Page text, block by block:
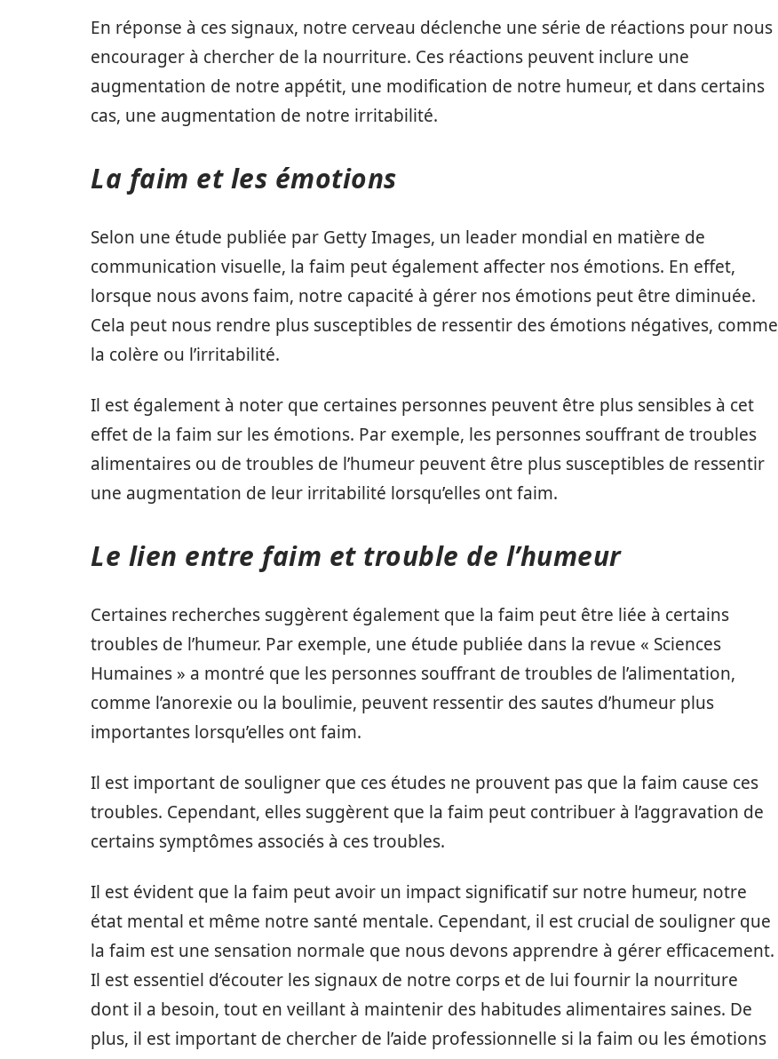
En réponse à ces signaux, notre cerveau déclenche une série de réactions pour nous
encourager à chercher de la nourriture. Ces réactions peuvent inclure une
augmentation de notre appétit, une modification de notre humeur, et dans certains
cas, une augmentation de notre irritabilité.
La faim et les émotions
Selon une étude publiée par Getty Images, un leader mondial en matière de
communication visuelle, la faim peut également affecter nos émotions. En effet,
lorsque nous avons faim, notre capacité à gérer nos émotions peut être diminuée.
Cela peut nous rendre plus susceptibles de ressentir des émotions négatives, comme
la colère ou l’irritabilité.
Il est également à noter que certaines personnes peuvent être plus sensibles à cet
effet de la faim sur les émotions. Par exemple, les personnes souffrant de troubles
alimentaires ou de troubles de l’humeur peuvent être plus susceptibles de ressentir
une augmentation de leur irritabilité lorsqu’elles ont faim.
Le lien entre faim et trouble de l’humeur
Certaines recherches suggèrent également que la faim peut être liée à certains
troubles de l’humeur. Par exemple, une étude publiée dans la revue « Sciences
Humaines » a montré que les personnes souffrant de troubles de l’alimentation,
comme l’anorexie ou la boulimie, peuvent ressentir des sautes d’humeur plus
importantes lorsqu’elles ont faim.
Il est important de souligner que ces études ne prouvent pas que la faim cause ces
troubles. Cependant, elles suggèrent que la faim peut contribuer à l’aggravation de
certains symptômes associés à ces troubles.
Il est évident que la faim peut avoir un impact significatif sur notre humeur, notre
état mental et même notre santé mentale. Cependant, il est crucial de souligner que
la faim est une sensation normale que nous devons apprendre à gérer efficacement.
Il est essentiel d’écouter les signaux de notre corps et de lui fournir la nourriture
dont il a besoin, tout en veillant à maintenir des habitudes alimentaires saines. De
plus, il est important de chercher de l’aide professionnelle si la faim ou les émotions